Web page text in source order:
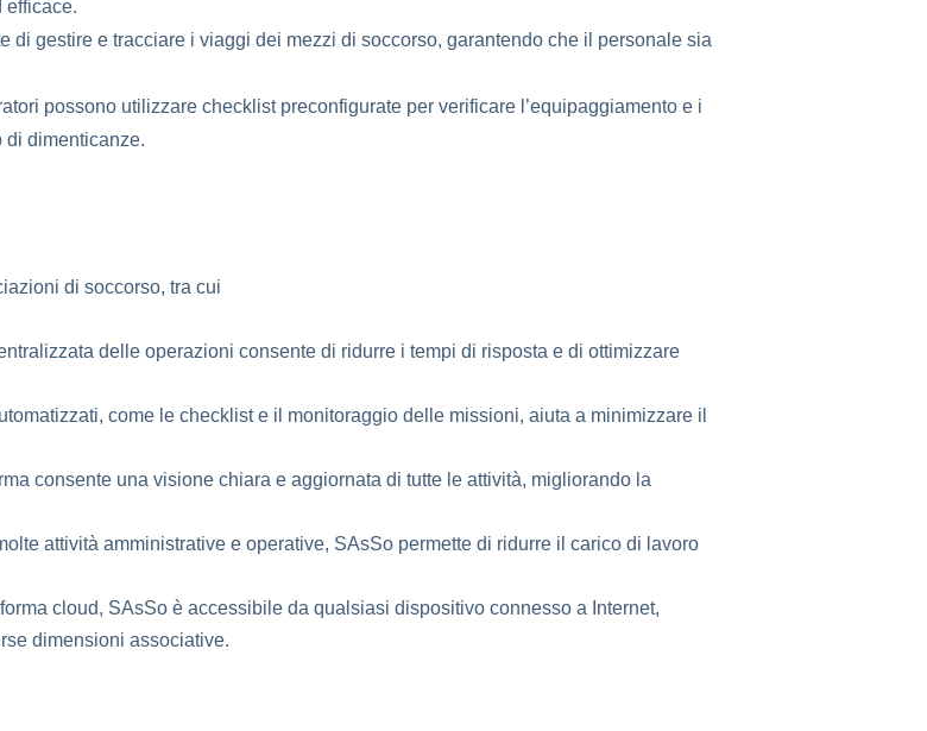
efficace.
di gestire e tracciare i viaggi dei mezzi di soccorso, garantendo che il personale sia
possono utilizzare checklist preconfigurate per verificare l’equipaggiamento e i
di dimenticanze.
di soccorso, tra cui
delle operazioni consente di ridurre i tempi di risposta e di ottimizzare
come le checklist e il monitoraggio delle missioni, aiuta a minimizzare il
consente una visione chiara e aggiornata di tutte le attività, migliorando la
attività amministrative e operative, SAsSo permette di ridurre il carico di lavoro
cloud, SAsSo è accessibile da qualsiasi dispositivo connesso a Internet,
dimensioni associative.